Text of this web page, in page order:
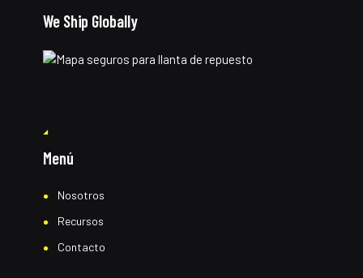
We Ship Globally
Menú
Nosotros
Recursos
Contacto